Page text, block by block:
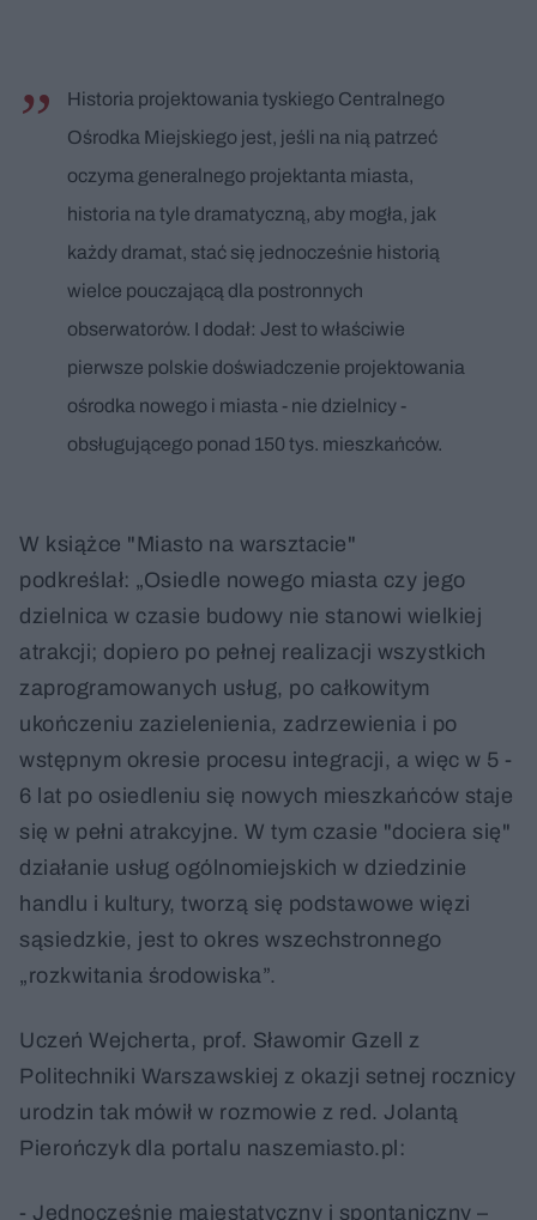
Historia projektowania tyskiego Centralnego
Ośrodka Miejskiego jest, jeśli na nią patrzeć
oczyma generalnego projektanta miasta,
historia na tyle dramatyczną, aby mogła, jak
każdy dramat, stać się jednocześnie historią
wielce pouczającą dla postronnych
obserwatorów. I dodał: Jest to właściwie
pierwsze polskie doświadczenie projektowania
ośrodka nowego i miasta - nie dzielnicy -
obsługującego ponad 150 tys. mieszkańców.
W książce "Miasto na warsztacie"
podkreślał: „Osiedle nowego miasta czy jego
dzielnica w czasie budowy nie stanowi wielkiej
atrakcji; dopiero po pełnej realizacji wszystkich
zaprogramowanych usług, po całkowitym
ukończeniu zazielenienia, zadrzewienia i po
wstępnym okresie procesu integracji, a więc w 5 -
6 lat po osiedleniu się nowych mieszkańców staje
się w pełni atrakcyjne. W tym czasie "dociera się"
działanie usług ogólnomiejskich w dziedzinie
handlu i kultury, tworzą się podstawowe więzi
sąsiedzkie, jest to okres wszechstronnego
„rozkwitania środowiska”.
Uczeń Wejcherta, prof. Sławomir Gzell z
Politechniki Warszawskiej z okazji setnej rocznicy
urodzin tak mówił w rozmowie z red. Jolantą
Pierończyk dla portalu naszemiasto.pl:
- Jednocześnie majestatyczny i spontaniczny –